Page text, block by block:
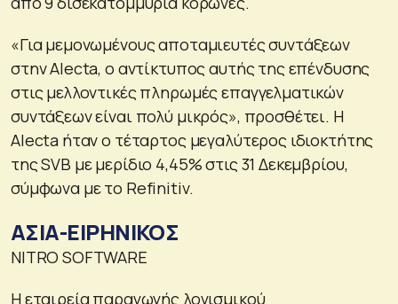
«Για μεμονωμένους αποταμιευτές συντάξεων
στην Alecta, ο αντίκτυπος αυτής της επένδυσης
στις μελλοντικές πληρωμές επαγγελματικών
συντάξεων είναι πολύ μικρός», προσθέτει. Η
Alecta ήταν ο τέταρτος μεγαλύτερος ιδιοκτήτης
της SVB με μερίδιο 4,45% στις 31 Δεκεμβρίου,
σύμφωνα με το Refinitiv.
ΑΣΙΑ-ΕΙΡΗΝΙΚΟΣ
NITRO SOFTWARE
Η εταιρεία παραγωγής λογισμικού